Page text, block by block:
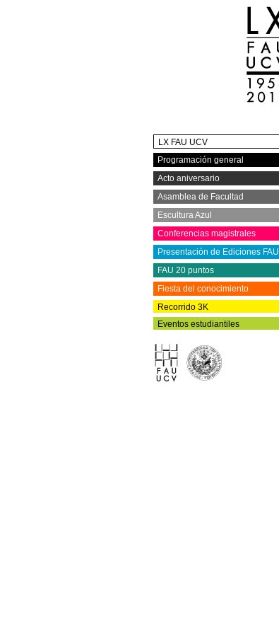
LX FAU UCV
Programación general
Acto aniversario
Asamblea de Facultad
Escultura Azul
Conferencias magistrales
Presentación de Ediciones FAU
FAU 20 puntos
Fiesta del conocimiento
Recorrido 3K
Eventos estudiantiles